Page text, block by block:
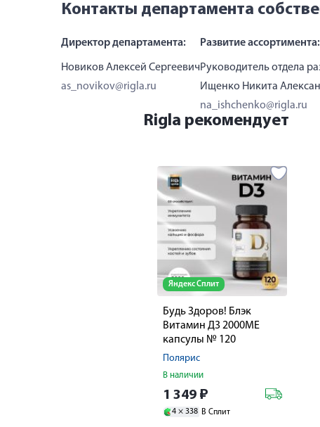
Контакты департамента
Директор департамента:
Новиков Алексей Сергеевич
as_novikov@rigla.ru
Развитие ассортимента:
Руководитель отдела
Ищенко Никита
na_ishchenko@rigla.ru
Rigla рекомендует
Яндекс Сплит
Будь Здоров! Блэк
Витамин Д3 2000МЕ
капсулы № 120
Полярис
В наличии
1 349 ₽
4 × 338 В Сплит